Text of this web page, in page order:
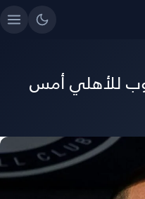
للأهلي أمس